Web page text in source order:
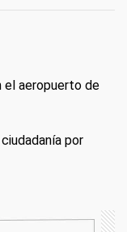
aeropuerto de
por